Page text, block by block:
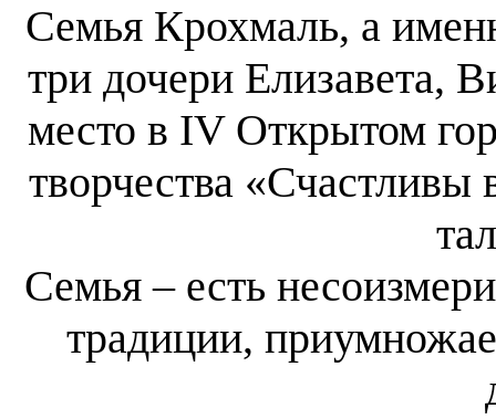
Семья Крохмаль, а
три дочери Елизавета,
место в IV Открытом
творчества
Семья – есть
традиции,